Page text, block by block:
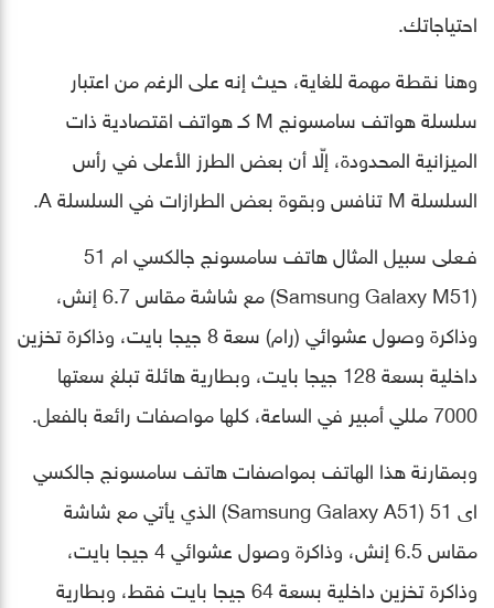
احتياجاتك.
وهنا نقطة مهمة للغاية، حيث إنه على الرغم من اعتبار
سلسلة هواتف سامسونج M كـ هواتف اقتصادية ذات
الميزانية المحدودة، إلّا أن بعض الطرز الأعلى في رأس
السلسلة M تنافس وبقوة بعض الطرازات في السلسلة A.
فـعلى سبيل المثال هاتف سامسونج جالكسي ام 51
(Samsung Galaxy M51) مع شاشة مقاس 6.7 إنش،
وذاكرة وصول عشوائي (رام) سعة 8 جيجا بايت، وذاكرة تخزين
داخلية بسعة 128 جيجا بايت، وبطارية هائلة تبلغ سعتها
7000 مللي أمبير في الساعة، كلها مواصفات رائعة بالفعل.
وبمقارنة هذا الهاتف بمواصفات هاتف سامسونج جالكسي
اى 51 (Samsung Galaxy A51) الذي يأتي مع شاشة
مقاس 6.5 إنش، وذاكرة وصول عشوائي 4 جيجا بايت،
وذاكرة تخزين داخلية بسعة 64 جيجا بايت فقط، وبطارية